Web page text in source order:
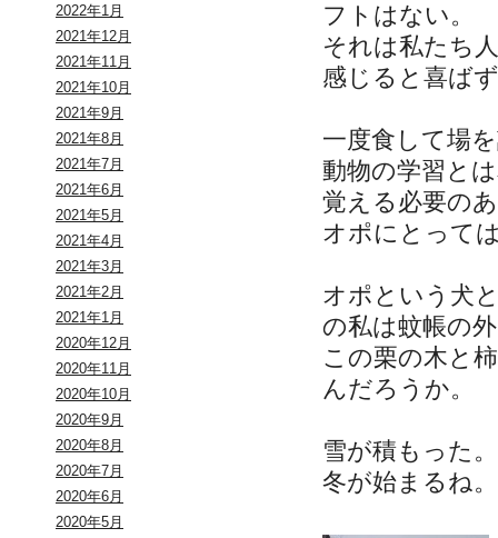
2022年1月
2021年12月
2021年11月
2021年10月
2021年9月
2021年8月
2021年7月
2021年6月
2021年5月
2021年4月
2021年3月
2021年2月
2021年1月
2020年12月
2020年11月
2020年10月
2020年9月
2020年8月
2020年7月
2020年6月
2020年5月
フトはない。
それは私たち
感じると喜ば
一度食して場
動物の学習と
覚える必要の
オポにとって
オポという犬
の私は蚊帳の
この栗の木と
んだろうか。
雪が積もった。
冬が始まるね。